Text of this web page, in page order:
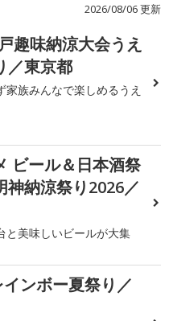
2026/08/06 更新
趣味納涼大会うえ
／東京都
家族みんなで楽しめるうえ
ビール＆日本酒祭
神納涼祭り2026／
と美味しいビールが大集
ンボー夏祭り／